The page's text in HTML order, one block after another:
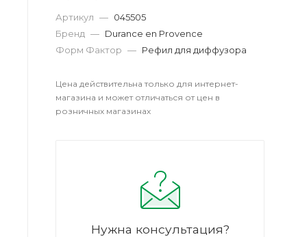
Артикул — 045505
Бренд — Durance en Provence
Форм Фактор — Рефил для диффузора
Цена действительна только для интернет-
магазина и может отличаться от цен в
розничных магазинах
Нужна консультация?